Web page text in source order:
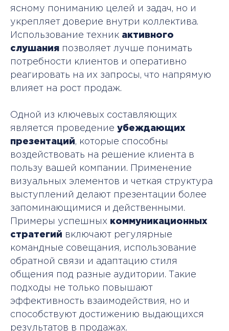
ясному пониманию целей и задач, но и
укрепляет доверие внутри коллектива.
Использование техник активного
слушания позволяет лучше понимать
потребности клиентов и оперативно
реагировать на их запросы, что напрямую
влияет на рост продаж.
Одной из ключевых составляющих
является проведение убеждающих
презентаций, которые способны
воздействовать на решение клиента в
пользу вашей компании. Применение
визуальных элементов и четкая структура
выступлений делают презентации более
запоминающимися и действенными.
Примеры успешных коммуникационных
стратегий включают регулярные
командные совещания, использование
обратной связи и адаптацию стиля
общения под разные аудитории. Такие
подходы не только повышают
эффективность взаимодействия, но и
способствуют достижению выдающихся
результатов в продажах.